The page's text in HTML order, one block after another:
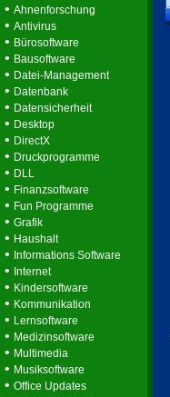
• Ahnenforschung
• Antivirus
• Bürosoftware
• Bausoftware
• Datei-Management
• Datenbank
• Datensicherheit
• Desktop
• DirectX
• Druckprogramme
• DLL
• Finanzsoftware
• Fun Programme
• Grafik
• Haushalt
• Informations Software
• Internet
• Kindersoftware
• Kommunikation
• Lernsoftware
• Medizinsoftware
• Multimedia
• Musiksoftware
• Office Updates